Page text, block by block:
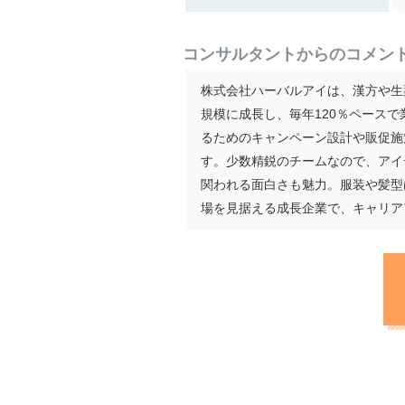
コンサルタントからのコメン
株式会社ハーバルアイは、漢方や
規模に成長し、毎年120％ペース
るためのキャンペーン設計や販促
す。少数精鋭のチームなので、ア
関われる面白さも魅力。服装や髪
場を見据える成長企業で、キャリ